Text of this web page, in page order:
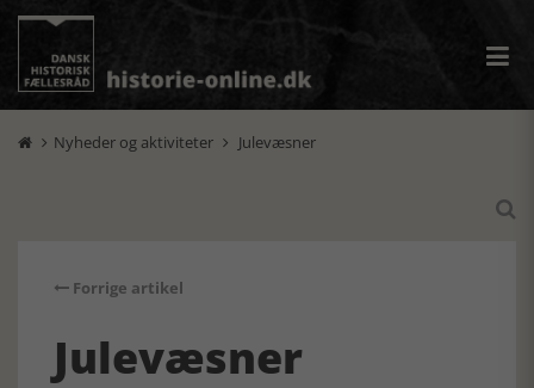
 Nyheder og aktiviteter  Julevæsner

Forrige artikel
Julevæsner